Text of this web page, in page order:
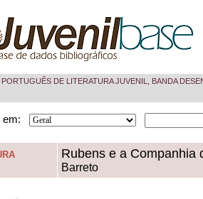
DE LITERATURA JUVENIL, BANDA
em:
Rubens e a Companhia
Barreto